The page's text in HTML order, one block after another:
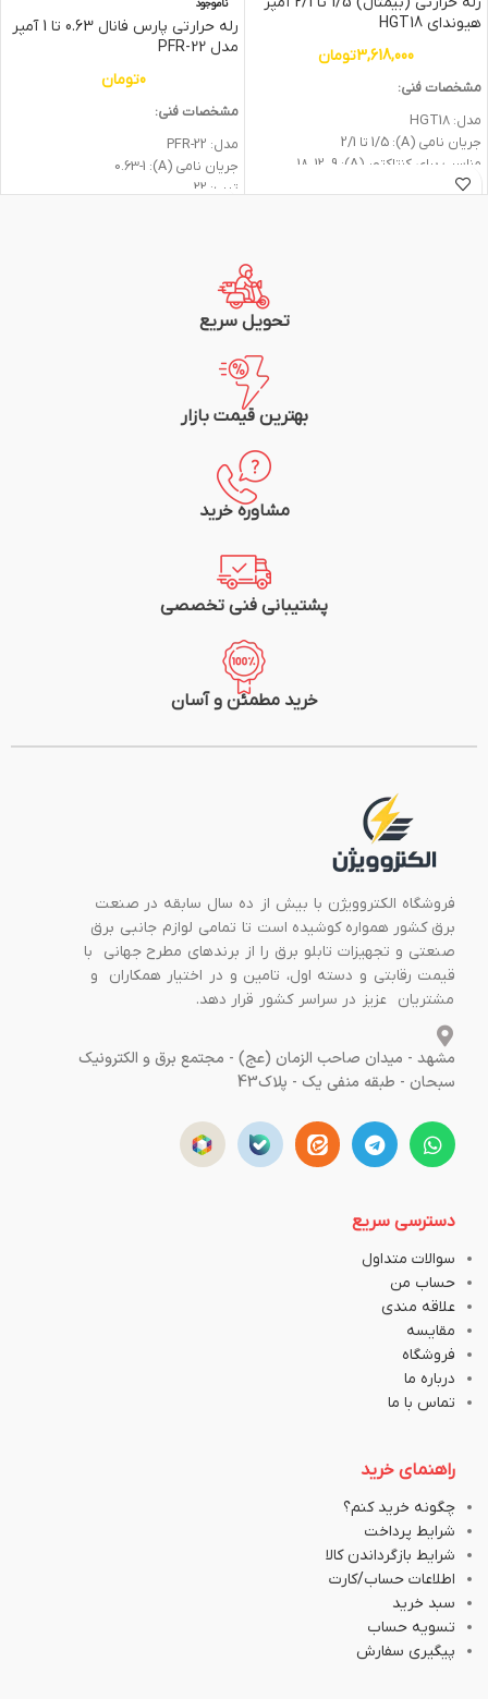
هیوندای HGT18
3,618,000تومان
مشخصات فنی:
مدل: HGT18
جريان نامي (A): 1/5 تا 2/1
مناسب برای کنتاکتور (A): 18، 12، 9
تعداد كنتاكت ها: 1NO+1NC
ناموجود
رله حرارتی پارس فانال 0.63 تا 1 آمپر
مدل PFR-22
0تومان
مشخصات فنی:
مدل: PFR-22
جريان نامي (A): 0.63-1
تيپ: 22
شرکت سازنده: پارس فانال
گارانتی: 2 سال
تحویل سریع
بهترین قیمت بازار
مشاوره خرید
پشتیبانی فنی تخصصی
خرید مطمئن و آسان
فروشگاه الکتروویژن با بیش از ده سال سابقه در صنعت
برق کشور همواره کوشیده است تا تمامی لوازم جانبی برق
صنعتی و تجهیزات تابلو برق را از برندهای مطرح جهانی با
قیمت رقابتی و دسته اول، تامین و در اختیار همکاران و
مشتریان عزیز در سراسر کشور قرار دهد.
مشهد - میدان صاحب الزمان (عج) - مجتمع برق و الکترونیک
سبحان - طبقه منفی یک - پلاک43
دسترسی سریع
سوالات متداول
حساب من
علاقه مندی
مقایسه
فروشگاه
درباره ما
تماس با ما
راهنمای خرید
چگونه خرید کنم؟
شرایط پرداخت
شرایط بازگرداندن کالا
اطلاعات حساب/کارت
سبد خرید
تسویه حساب
پیگیری سفارش